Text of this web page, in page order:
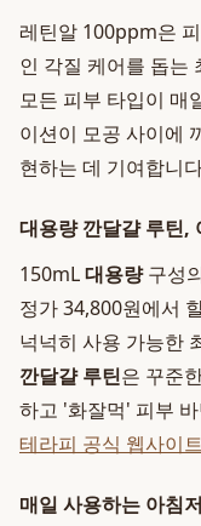
레틴알 100ppm은
인 각질 케어를 돕는
모든 피부 타입이 매
이션이 모공 사이에
현하는 데 기여합니
대용량 깐달걀 루틴,
150mL대용량구성
정가 34,800원에서
넉넉히 사용 가능한
깐달걀 루틴은 꾸준
하고 '화잘먹' 피부
테라피 공식 웹사이
매일 사용하는 아침